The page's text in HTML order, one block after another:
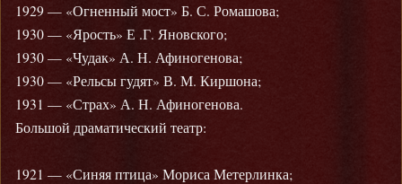
1929 — «Огненный мост» Б. С. Ромашова;
1930 — «Ярость» Е .Г. Яновского;
1930 — «Чудак» А. Н. Афиногенова;
1930 — «Рельсы гудят» В. М. Киршона;
1931 — «Страх» А. Н. Афиногенова.
Большой драматический театр:
1921 — «Синяя птица» Мориса Метерлинка;